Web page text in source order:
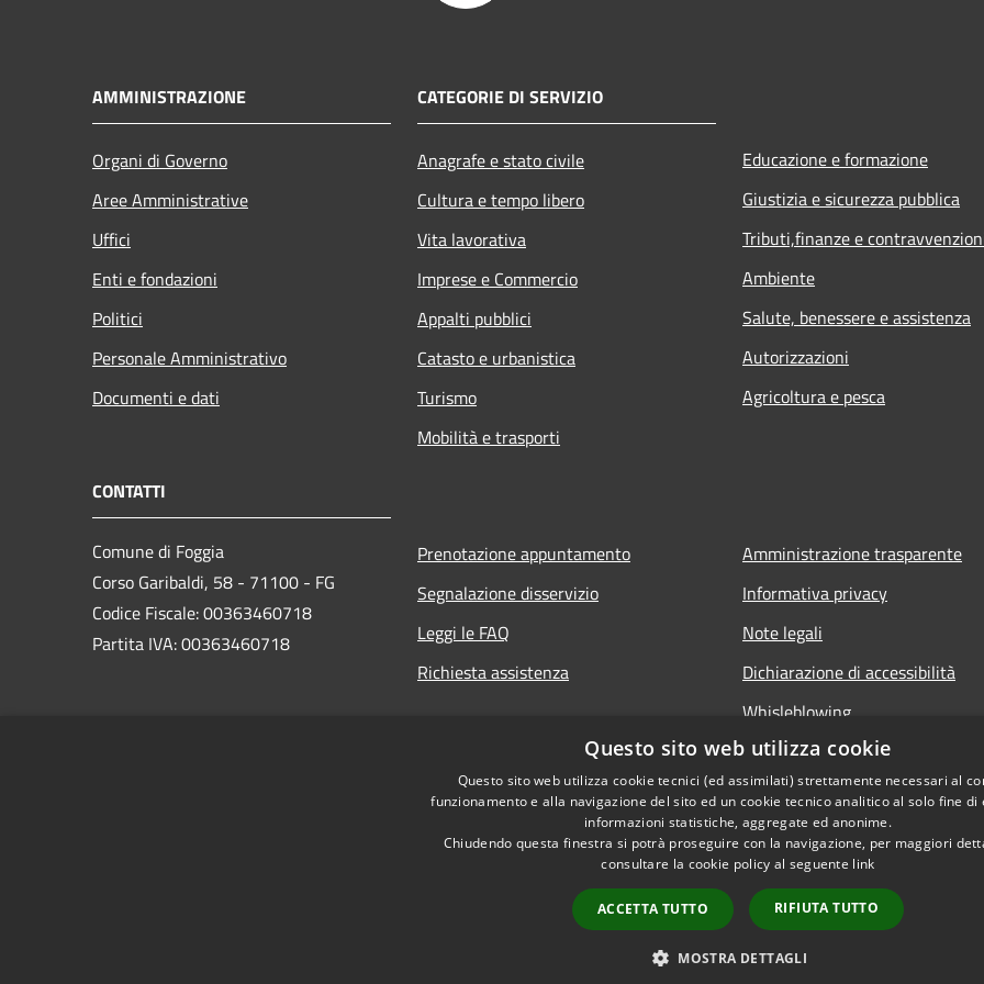
AMMINISTRAZIONE
Organi di Governo
Aree Amministrative
Uffici
Enti e fondazioni
Politici
Personale Amministrativo
Documenti e dati
CATEGORIE DI SERVIZIO
Anagrafe e stato civile
Cultura e tempo libero
Vita lavorativa
Imprese e Commercio
Appalti pubblici
Catasto e urbanistica
Turismo
Mobilità e trasporti
Educazione e formazione
Giustizia e sicurezza pubblica
Tributi,finanze e
Ambiente
Salute, benessere e assistenza
Autorizzazioni
Agricoltura e pesca
CONTATTI
Comune di Foggia
Corso Garibaldi, 58 - 71100 - FG
Codice Fiscale: 00363460718
Partita IVA: 00363460718
Prenotazione appuntamento
Segnalazione disservizio
Leggi le FAQ
Richiesta assistenza
Amministrazione trasparente
Informativa privacy
Note legali
Dichiarazione di accessibilità
Whisleblowing
Codici IPA
Copyright © 2026 • Comune
Questo sito web utilizza cookie
Questo sito web utilizza cookie tecnici (ed assimilati) strettamente necessari al
funzionamento e alla navigazione del sito ed un cookie tecnico analitico al solo fine di
informazioni statistiche, aggregate ed anonime.
Chiudendo questa finestra si potrà proseguire con la navigazione, per maggiori
consultare la cookie policy al seguente link
ACCETTA TUTTO RIFIUTA TUTTO
MOSTRA DETTAGLI